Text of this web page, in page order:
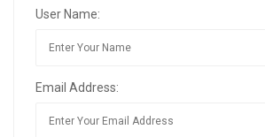
User Name:
Email Address: